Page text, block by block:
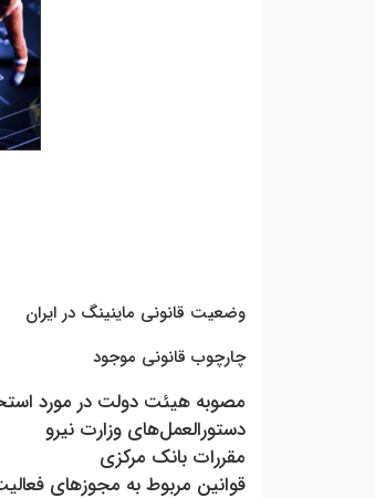
وضعیت قانونی ماینینگ در ایران
چارچوب قانونی موجود
مصوبه هیئت دولت در مورد
دستورالعمل‌های وزارت نیرو
مقررات بانک مرکزی
قوانین مربوط به مجوزهای